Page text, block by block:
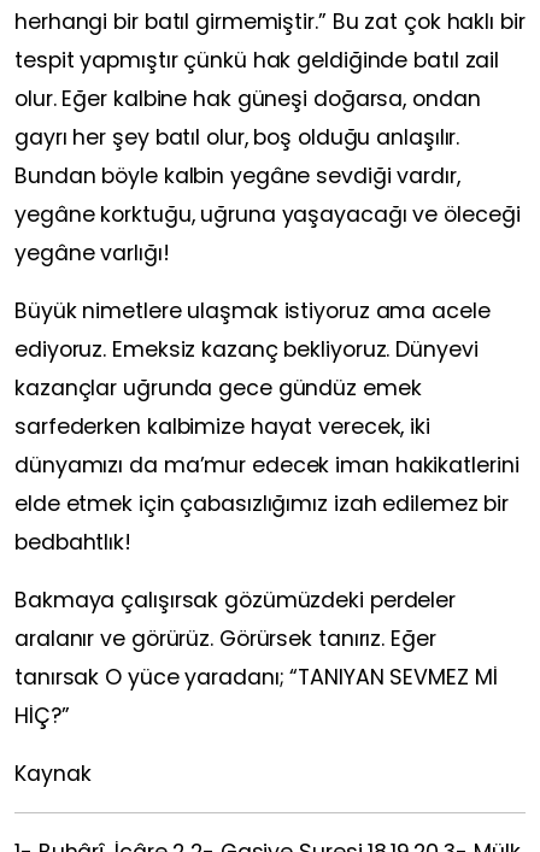
herhangi bir batıl girmemiştir.” Bu zat çok haklı bir
tespit yapmıştır çünkü hak geldiğinde batıl zail
olur. Eğer kalbine hak güneşi doğarsa, ondan
gayrı her şey batıl olur, boş olduğu anlaşılır.
Bundan böyle kalbin yegâne sevdiği vardır,
yegâne korktuğu, uğruna yaşayacağı ve öleceği
yegâne varlığı!
Büyük nimetlere ulaşmak istiyoruz ama acele
ediyoruz. Emeksiz kazanç bekliyoruz. Dünyevi
kazançlar uğrunda gece gündüz emek
sarfederken kalbimize hayat verecek, iki
dünyamızı da ma’mur edecek iman hakikatlerini
elde etmek için çabasızlığımız izah edilemez bir
bedbahtlık!
Bakmaya çalışırsak gözümüzdeki perdeler
aralanır ve görürüz. Görürsek tanırız. Eğer
tanırsak O yüce yaradanı; “TANIYAN SEVMEZ Mİ
HİÇ?”
Kaynak